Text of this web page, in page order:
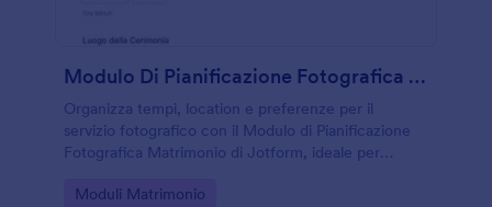
Modulo Di Pianificazione Fotografica Per Il Giorno Del Matrimonio
Organizza tempi, location e preferenze per il
servizio fotografico con il Modulo di Pianificazione
Fotografica Matrimonio di Jotform, ideale per
gestire la raccolta dati online.
Go to Category:
Moduli Matrimonio